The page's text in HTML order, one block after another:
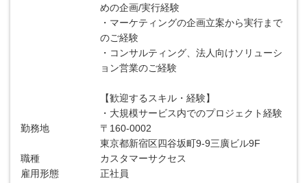
めの企画/実行経験
・マーケティングの企画立案から実行まで
のご経験
・コンサルティング、法人向けソリューシ
ョン営業のご経験
【歓迎するスキル・経験】
・大規模サービス内でのプロジェクト経験
勤務地
〒160-0002
東京都新宿区四谷坂町9-9三廣ビル9F
職種
カスタマーサクセス
雇用形態
正社員